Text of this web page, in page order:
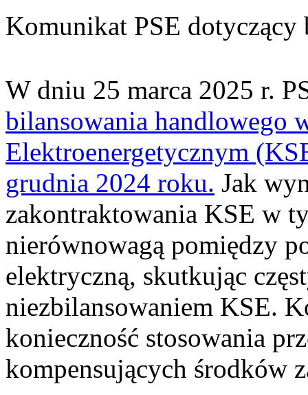
Komunikat PSE
W dniu 25 marca 2025 r.
bilansowania handlowego
Elektroenergetycznym
grudnia 2024 roku. Jak
zakontraktowania KSE w
nierównowagą pomiędzy
elektryczną, skutkując
niezbilansowaniem KSE.
konieczność stosowania
kompensujących środków